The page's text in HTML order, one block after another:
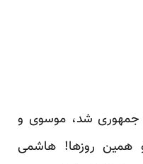
جمهوری شد، موسوی و
همین روزها! هاشمی